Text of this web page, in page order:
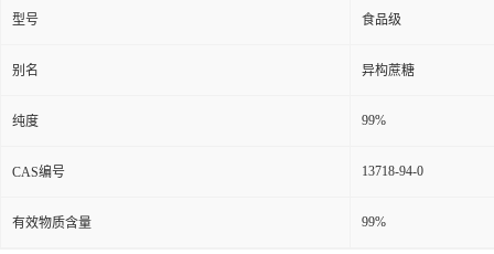
型号 食品级
别名 异构蔗糖
纯度 99%
CAS编号 13718-94-0
有效物质含量 99%